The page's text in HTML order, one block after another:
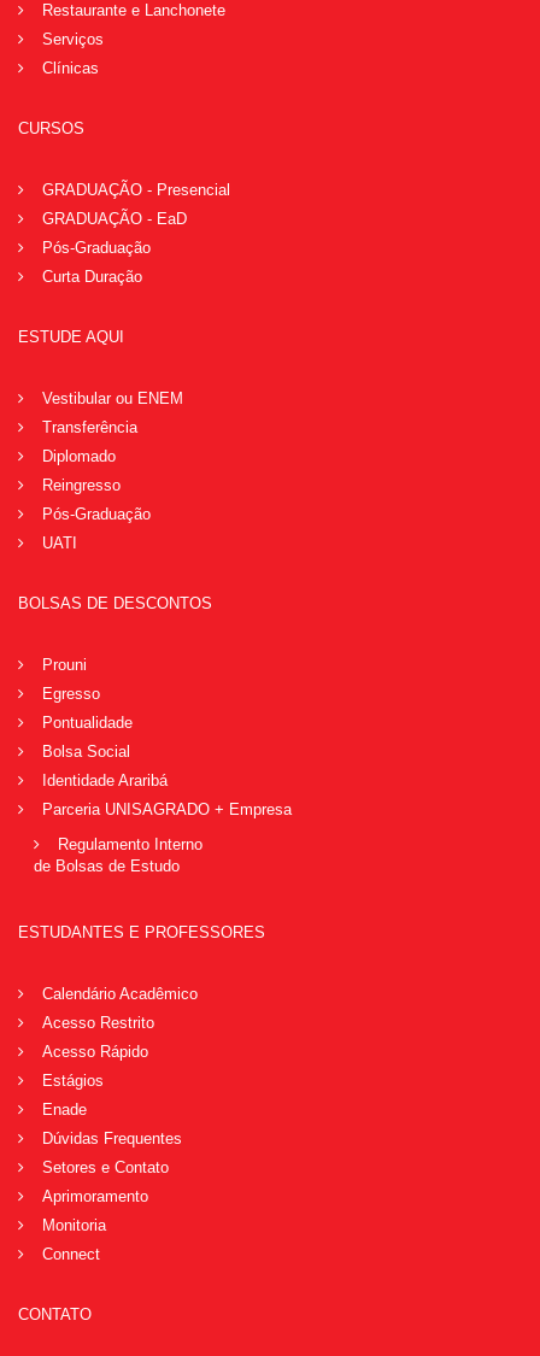
Restaurante e Lanchonete
Serviços
Clínicas
CURSOS
GRADUAÇÃO - Presencial
GRADUAÇÃO - EaD
Pós-Graduação
Curta Duração
ESTUDE AQUI
Vestibular ou ENEM
Transferência
Diplomado
Reingresso
Pós-Graduação
UATI
BOLSAS DE DESCONTOS
Prouni
Egresso
Pontualidade
Bolsa Social
Identidade Araribá
Parceria UNISAGRADO + Empresa
Regulamento Interno
de Bolsas de Estudo
ESTUDANTES E PROFESSORES
Calendário Acadêmico
Acesso Restrito
Acesso Rápido
Estágios
Enade
Dúvidas Frequentes
Setores e Contato
Aprimoramento
Monitoria
Connect
CONTATO